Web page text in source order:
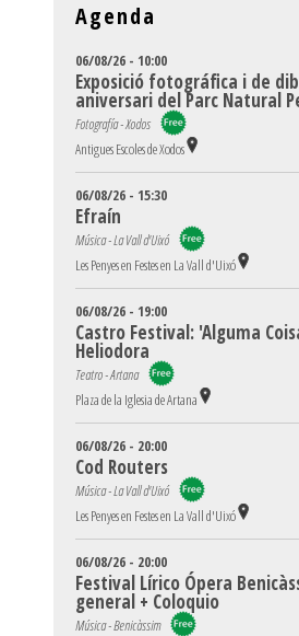
Agenda
06/08/26 - 10:00
Exposició fotográfica i de
aniversari del Parc Natural
Fotografía - Xodos
Antigues Escoles de Xodos
06/08/26 - 15:30
Efraín
Música - La Vall d'Uixó
Les Penyes en Festes en La Vall d'Uixó
06/08/26 - 19:00
Castro Festival: 'Alguma
Heliodora
Teatro - Artana
Plaza de la Iglesia de Artana
06/08/26 - 20:00
Cod Routers
Música - La Vall d'Uixó
Les Penyes en Festes en La Vall d'Uixó
06/08/26 - 20:00
Festival Lírico Ópera
general + Coloquio
Música - Benicàssim